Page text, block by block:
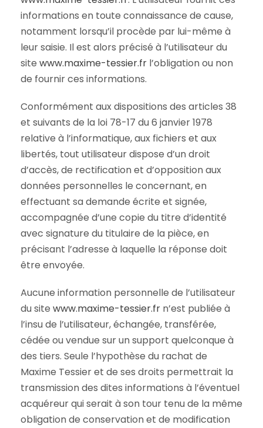
informations en toute connaissance de cause,
notamment lorsqu’il procède par lui-même à
leur saisie. Il est alors précisé à l’utilisateur du
site www.maxime-tessier.fr l’obligation ou non
de fournir ces informations.
Conformément aux dispositions des articles 38
et suivants de la loi 78-17 du 6 janvier 1978
relative à l’informatique, aux fichiers et aux
libertés, tout utilisateur dispose d’un droit
d’accès, de rectification et d’opposition aux
données personnelles le concernant, en
effectuant sa demande écrite et signée,
accompagnée d’une copie du titre d’identité
avec signature du titulaire de la pièce, en
précisant l’adresse à laquelle la réponse doit
être envoyée.
Aucune information personnelle de l’utilisateur
du site www.maxime-tessier.fr n’est publiée à
l’insu de l’utilisateur, échangée, transférée,
cédée ou vendue sur un support quelconque à
des tiers. Seule l’hypothèse du rachat de
Maxime Tessier et de ses droits permettrait la
transmission des dites informations à l’éventuel
acquéreur qui serait à son tour tenu de la même
obligation de conservation et de modification